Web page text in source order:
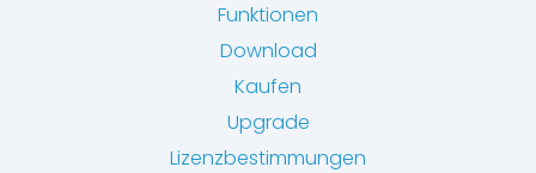
Funktionen
Download
Kaufen
Upgrade
Lizenzbestimmungen